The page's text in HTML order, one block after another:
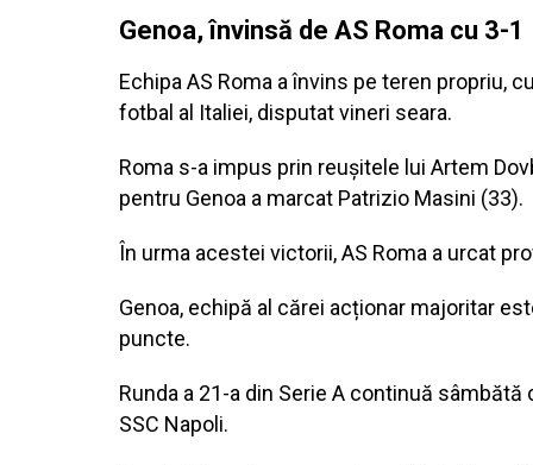
Genoa, învinsă de AS Roma cu 3-1
Echipa AS Roma a învins pe teren propriu,
fotbal al Italiei, disputat vineri seara.
Roma s-a impus prin reușitele lui Artem
pentru Genoa a marcat Patrizio Masini (33).
În urma acestei victorii, AS Roma a urcat
Genoa, echipă al cărei acționar majoritar
puncte.
Runda a 21-a din Serie A continuă
SSC Napoli.